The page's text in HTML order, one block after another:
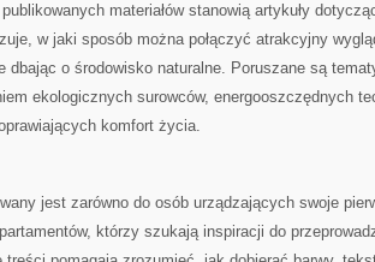
materiałów stanowią artykuły
w jaki sposób można połączyć atrakcyjny
dbając o środowisko naturalne. Poruszane są
ekologicznych surowców, energooszczędnych
komfort życia.
jest zarówno do osób urządzających swoje
którzy szukają inspiracji do